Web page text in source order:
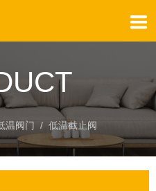
温阀门 / 低温截止阀